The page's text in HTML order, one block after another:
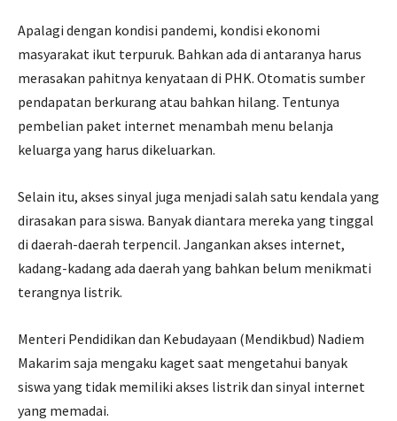
Apalagi dengan kondisi pandemi, kondisi ekonomi
masyarakat ikut terpuruk. Bahkan ada di antaranya harus
merasakan pahitnya kenyataan di PHK. Otomatis sumber
pendapatan berkurang atau bahkan hilang. Tentunya
pembelian paket internet menambah menu belanja
keluarga yang harus dikeluarkan.
Selain itu, akses sinyal juga menjadi salah satu kendala yang
dirasakan para siswa. Banyak diantara mereka yang tinggal
di daerah-daerah terpencil. Jangankan akses internet,
kadang-kadang ada daerah yang bahkan belum menikmati
terangnya listrik.
Menteri Pendidikan dan Kebudayaan (Mendikbud) Nadiem
Makarim saja mengaku kaget saat mengetahui banyak
siswa yang tidak memiliki akses listrik dan sinyal internet
yang memadai.